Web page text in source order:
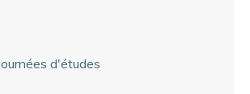
d'études